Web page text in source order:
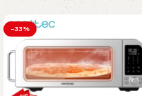
-33%